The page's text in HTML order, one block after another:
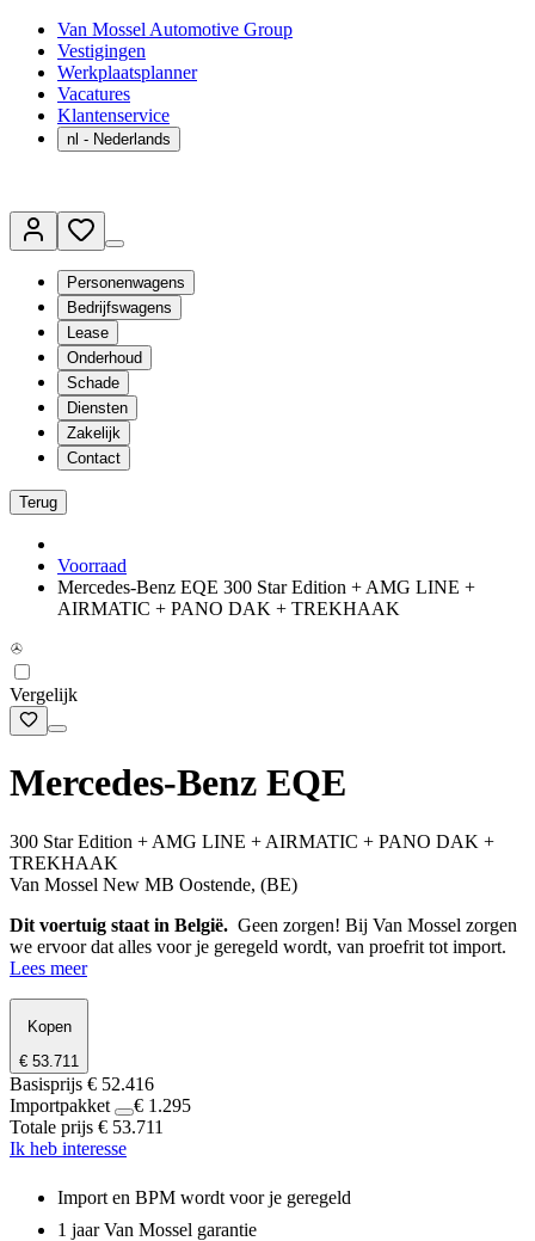
Van Mossel Automotive Group
Vestigingen
Werkplaatsplanner
Vacatures
Klantenservice
nl - Nederlands
Personenwagens
Bedrijfswagens
Lease
Onderhoud
Schade
Diensten
Zakelijk
Contact
Terug
Voorraad
Mercedes-Benz EQE 300 Star Edition + AMG LINE +
AIRMATIC + PANO DAK + TREKHAAK
Vergelijk
Mercedes-Benz EQE
300 Star Edition + AMG LINE + AIRMATIC + PANO DAK +
TREKHAAK
Van Mossel New MB Oostende, (BE)
Dit voertuig staat in België. Geen zorgen! Bij Van Mossel zorgen
we ervoor dat alles voor je geregeld wordt, van proefrit tot import.
Lees meer
Kopen
€ 53.711
Basisprijs € 52.416
Importpakket
€ 1.295
Totale prijs € 53.711
Ik heb interesse
Import en BPM wordt voor je geregeld
1 jaar Van Mossel garantie